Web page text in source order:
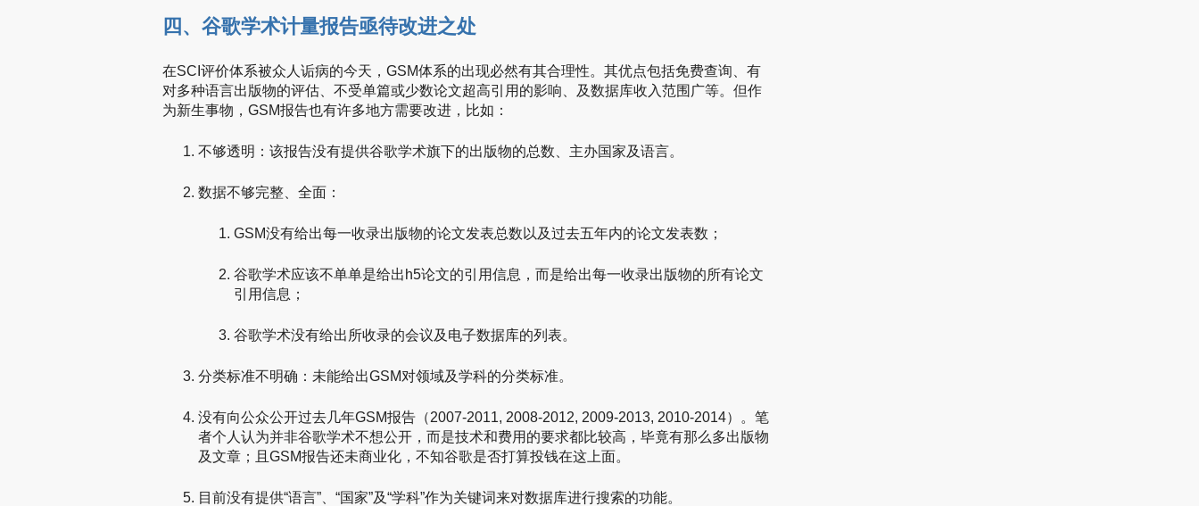
四、谷歌学术计量报告亟待改进之处
在SCI评价体系被众人诟病的今天，GSM体系的出现必然有其合理性。其优点包括免费查询、有
对多种语言出版物的评估、不受单篇或少数论文超高引用的影响、及数据库收入范围广等。但作
为新生事物，GSM报告也有许多地方需要改进，比如：
不够透明：该报告没有提供谷歌学术旗下的出版物的总数、主办国家及语言。
数据不够完整、全面：
GSM没有给出每一收录出版物的论文发表总数以及过去五年内的论文发表数；
谷歌学术应该不单单是给出h5论文的引用信息，而是给出每一收录出版物的所有论文
引用信息；
谷歌学术没有给出所收录的会议及电子数据库的列表。
分类标准不明确：未能给出GSM对领域及学科的分类标准。
没有向公众公开过去几年GSM报告（2007-2011, 2008-2012, 2009-2013, 2010-2014）。笔
者个人认为并非谷歌学术不想公开，而是技术和费用的要求都比较高，毕竟有那么多出版物
及文章；且GSM报告还未商业化，不知谷歌是否打算投钱在这上面。
目前没有提供“语言”、“国家”及“学科”作为关键词来对数据库进行搜索的功能。